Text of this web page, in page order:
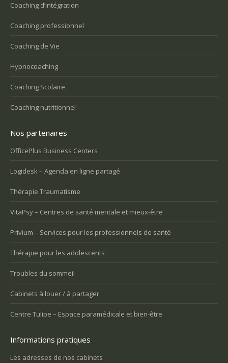
Coaching d’intégration
Coaching professionnel
Coaching de Vie
Hypnocoaching
Coaching Scolaire
Coaching nutritionnel
Nos partenaires
OfficePlus Business Centers
Logidesk – Agenda en ligne partagé
Thérapie Traumatisme
VitaPsy – Centres de santé mentale et mieux-être
Privium – Services pour les professionnels de santé
Thérapie pour les adolescents
Troubles du sommeil
Cabinets à louer / à partager
Centre Tulipe – Espace paramédicale et bien-être
Informations pratiques
Les adresses de nos cabinets